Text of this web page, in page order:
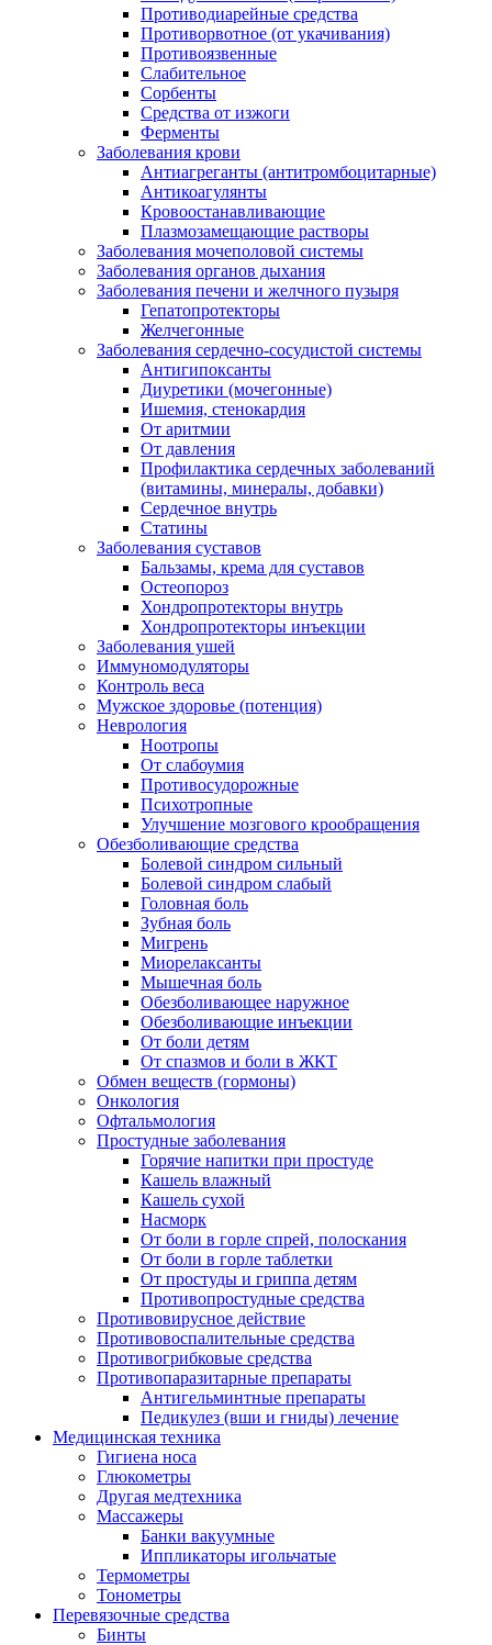
Противодиарейные средства
Противорвотное (от укачивания)
Противоязвенные
Слабительное
Сорбенты
Средства от изжоги
Ферменты
Заболевания крови
Антиагреганты (антитромбоцитарные)
Антикоагулянты
Кровоостанавливающие
Плазмозамещающие растворы
Заболевания мочеполовой системы
Заболевания органов дыхания
Заболевания печени и желчного пузыря
Гепатопротекторы
Желчегонные
Заболевания сердечно-сосудистой системы
Антигипоксанты
Диуретики (мочегонные)
Ишемия, стенокардия
От аритмии
От давления
Профилактика сердечных заболеваний
(витамины, минералы, добавки)
Сердечное внутрь
Статины
Заболевания суставов
Бальзамы, крема для суставов
Остеопороз
Хондропротекторы внутрь
Хондропротекторы инъекции
Заболевания ушей
Иммуномодуляторы
Контроль веса
Мужское здоровье (потенция)
Неврология
Ноотропы
От слабоумия
Противосудорожные
Психотропные
Улучшение мозгового крообращения
Обезболивающие средства
Болевой синдром сильный
Болевой синдром слабый
Головная боль
Зубная боль
Мигрень
Миорелаксанты
Мышечная боль
Обезболивающее наружное
Обезболивающие инъекции
От боли детям
От спазмов и боли в ЖКТ
Обмен веществ (гормоны)
Онкология
Офтальмология
Простудные заболевания
Горячие напитки при простуде
Кашель влажный
Кашель сухой
Насморк
От боли в горле спрей, полоскания
От боли в горле таблетки
От простуды и гриппа детям
Противопростудные средства
Противовирусное действие
Противовоспалительные средства
Противогрибковые средства
Противопаразитарные препараты
Антигельминтные препараты
Педикулез (вши и гниды) лечение
Медицинская техника
Гигиена носа
Глюкометры
Другая медтехника
Массажеры
Банки вакуумные
Иппликаторы игольчатые
Термометры
Тонометры
Перевязочные средства
Бинты